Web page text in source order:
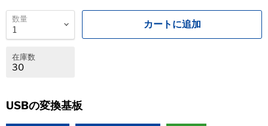
数量
カートに追加
在庫数
30
USBの変換基板